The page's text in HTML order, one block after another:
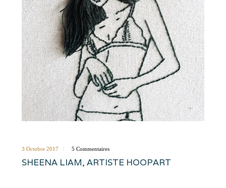
3 Octobre 2017 5 Commentaires
SHEENA LIAM, ARTISTE HOOPART